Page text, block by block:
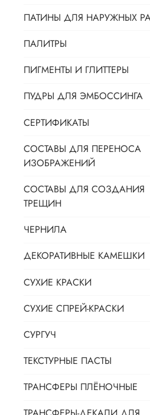
ПАТИНЫ ДЛЯ НАРУЖНЫХ
ПАЛИТРЫ
ПИГМЕНТЫ И ГЛИТТЕРЫ
ПУДРЫ ДЛЯ ЭМБОССИНГА
СЕРТИФИКАТЫ
СОСТАВЫ ДЛЯ ПЕРЕНОСА
ИЗОБРАЖЕНИЙ
СОСТАВЫ ДЛЯ СОЗДАНИЯ
ТРЕЩИН
ЧЕРНИЛА
ДЕКОРАТИВНЫЕ КАМЕШКИ
СУХИЕ КРАСКИ
СУХИЕ СПРЕЙ-КРАСКИ
СУРГУЧ
ТЕКСТУРНЫЕ ПАСТЫ
ТРАНСФЕРЫ ПЛЁНОЧНЫЕ